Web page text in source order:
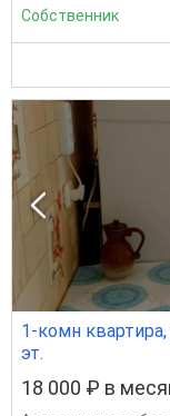
Собственник
1-комн
эт.
18 000 ₽ в